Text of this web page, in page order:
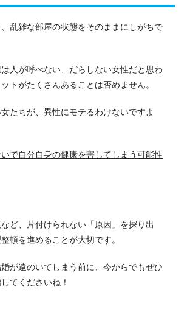
乱雑な部屋の状態をそのままにしがちで
人が呼べない、だらしない女性だと思わ
トがたくさんあることは否めません。
たちが、異性にモテるわけないですよ
で自分自身の健康を害してしまう可能性
ど、片付けられない「原因」を探り出
頓を進めることが大切です。
が遠のいてしまう前に、今からでもぜひ
てくださいね！